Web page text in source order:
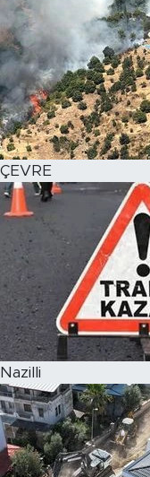
ÇEVRE
Nazilli